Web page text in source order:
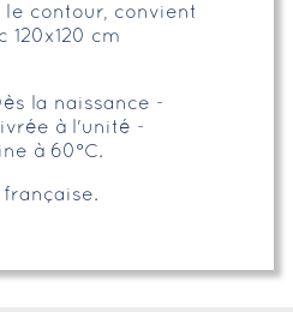
le contour, convient
120x120 cm
la naissance -
à l'unité -
à 60°C.
française.